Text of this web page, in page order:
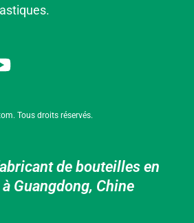
Tous droits réservés.
de bouteilles en
Guangdong, Chine